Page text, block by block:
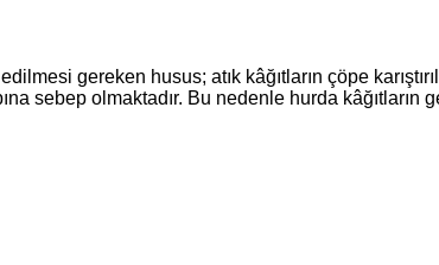
gereken husus; atık kâğıtların çöpe
sebep olmaktadır. Bu nedenle hurda kâğıtların